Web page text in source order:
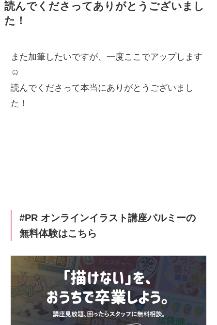
読んでくださってありがとうございまし
た！
また加筆したいですが、一度ここでアップします
☺️
読んでくださって本当にありがとうございまし
た！
#PR オンラインイラスト講座パルミーの
無料体験はこちら